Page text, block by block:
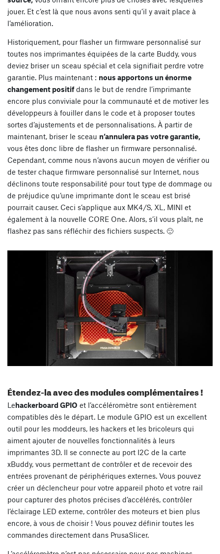
jouer. Et c’est là que nous avons senti qu’il y avait place à
l’amélioration.
Historiquement, pour flasher un firmware personnalisé sur
toutes nos imprimantes équipées de la carte Buddy, vous
deviez briser un sceau spécial et cela signifiait perdre votre
garantie. Plus maintenant : nous apportons un énorme
changement positifdans le but de rendre l’imprimante
encore plus conviviale pour la communauté et de motiver les
développeurs à fouiller dans le code et à proposer toutes
sortes d’ajustements et de personnalisations. À partir de
maintenant, briser le sceau n’annulera pas votre garantie,
vous êtes donc libre de flasher un firmware personnalisé.
Cependant, comme nous n’avons aucun moyen de vérifier ou
de tester chaque firmware personnalisé sur Internet, nous
déclinons toute responsabilité pour tout type de dommage ou
de préjudice qu’une imprimante dont le sceau est brisé
pourrait causer. Ceci s’applique aux MK4/S, XL, MINI et
également à la nouvelle CORE One. Alors, s’il vous plaît, ne
flashez pas sans réfléchir des fichiers suspects. 🙂
Étendez-la avec des modules complémentaires !
Lehackerboard GPIO et l’accéléromètre sont entièrement
compatibles dès le départ. Le module GPIO est un excellent
outil pour les moddeurs, les hackers et les bricoleurs qui
aiment ajouter de nouvelles fonctionnalités à leurs
imprimantes 3D. Il se connecte au port I2C de la carte
xBuddy, vous permettant de contrôler et de recevoir des
entrées provenant de périphériques externes. Vous pouvez
créer un déclencheur pour votre appareil photo et votre rail
pour capturer des photos précises d’accélérés, contrôler
l’éclairage LED externe, contrôler des moteurs et bien plus
encore, à vous de choisir ! Vous pouvez définir toutes les
commandes directement dans PrusaSlicer.